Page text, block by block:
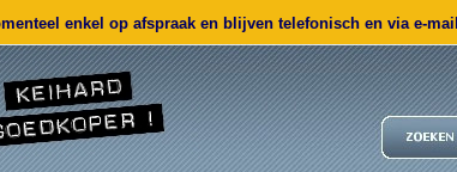
enkel op afspraak en blijven telefonisch en via e-